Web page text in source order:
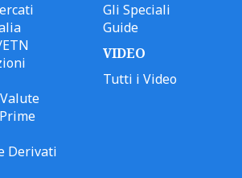
Derivati
Gli Speciali
Guide
VIDEO
Tutti i Video